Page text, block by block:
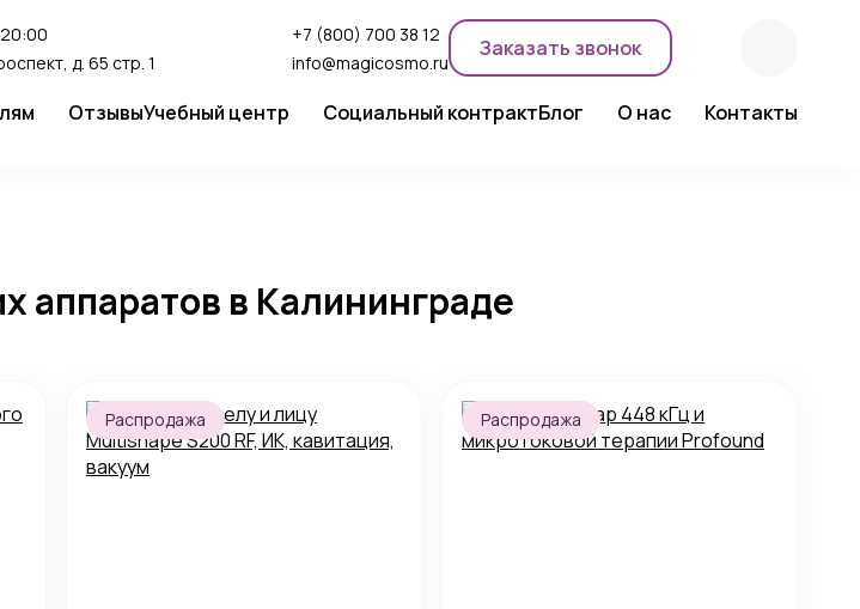
д. 65 стр. 1
+7 (800) 700 38 12
info@magicosmo.ru
Заказать звонок
ОтзывыУчебный центр Социальный контрактБлог О нас Контакты
аппаратов в Калининграде
Распродажа Распродажа